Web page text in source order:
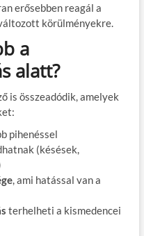
erősebben reagál a
körülményekre.
a
alatt?
is összeadódik, amelyek
pihenéssel
(késések,
, ami hatással van a
terhelheti a kismedencei